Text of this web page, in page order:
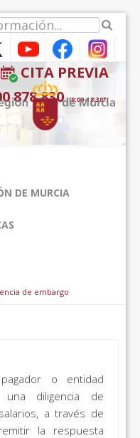
CITA PREVIA
878 830 (9:00-18:30*)
DE MURCIA
de embargo
o entidad
diligencia de
a través de
la respuesta